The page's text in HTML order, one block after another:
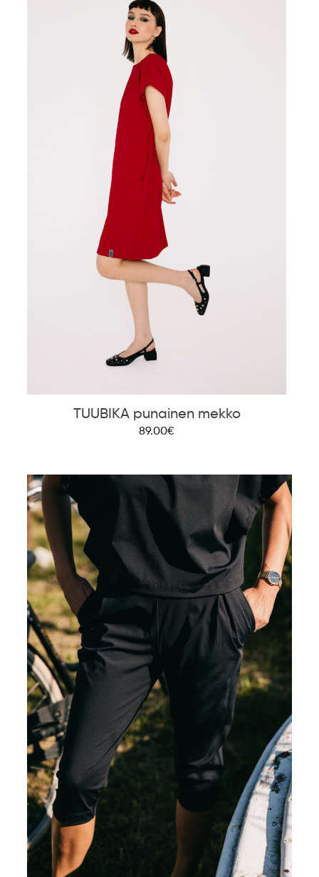
TUUBIKA punainen mekko
89.00€